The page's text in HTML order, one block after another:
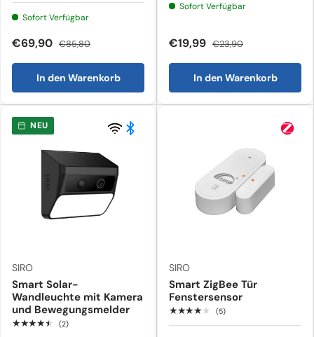
Sofort Verfügbar
€69,90 €85,80
In den Warenkorb
Sofort Verfügbar
€19,99 €23,90
In den Warenkorb
NEU
SIRO
Smart Solar-
Wandleuchte mit Kamera
und Bewegungsmelder
★★★★★ (2)
SIRO
Smart ZigBee Tür
Fenstersensor
★★★★★ (5)